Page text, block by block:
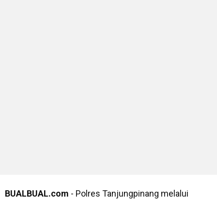
BUALBUAL.com - Polres Tanjungpinang melalui